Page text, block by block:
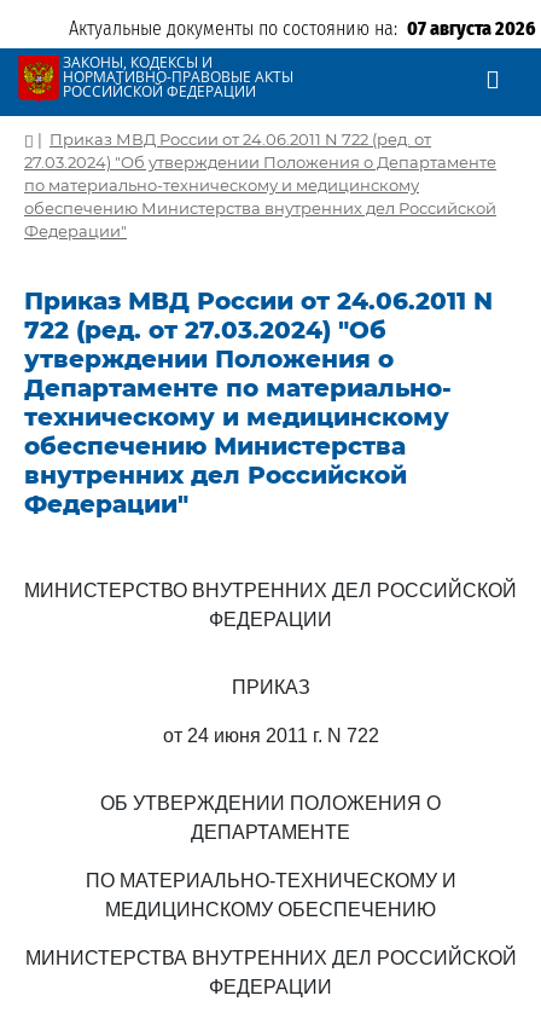
Актуальные документы по состоянию на: 07 августа 2026
ЗАКОНЫ, КОДЕКСЫ И
НОРМАТИВНО-ПРАВОВЫЕ АКТЫ
РОССИЙСКОЙ ФЕДЕРАЦИИ
| Приказ МВД России от 24.06.2011 N 722 (ред. от
27.03.2024) "Об утверждении Положения о Департаменте
по материально-техническому и медицинскому
обеспечению Министерства внутренних дел Российской
Федерации"
Приказ МВД России от 24.06.2011 N
722 (ред. от 27.03.2024) "Об
утверждении Положения о
Департаменте по материально-
техническому и медицинскому
обеспечению Министерства
внутренних дел Российской
Федерации"
МИНИСТЕРСТВО ВНУТРЕННИХ ДЕЛ РОССИЙСКОЙ
ФЕДЕРАЦИИ
ПРИКАЗ
от 24 июня 2011 г. N 722
ОБ УТВЕРЖДЕНИИ ПОЛОЖЕНИЯ О
ДЕПАРТАМЕНТЕ
ПО МАТЕРИАЛЬНО-ТЕХНИЧЕСКОМУ И
МЕДИЦИНСКОМУ ОБЕСПЕЧЕНИЮ
МИНИСТЕРСТВА ВНУТРЕННИХ ДЕЛ РОССИЙСКОЙ
ФЕДЕРАЦИИ